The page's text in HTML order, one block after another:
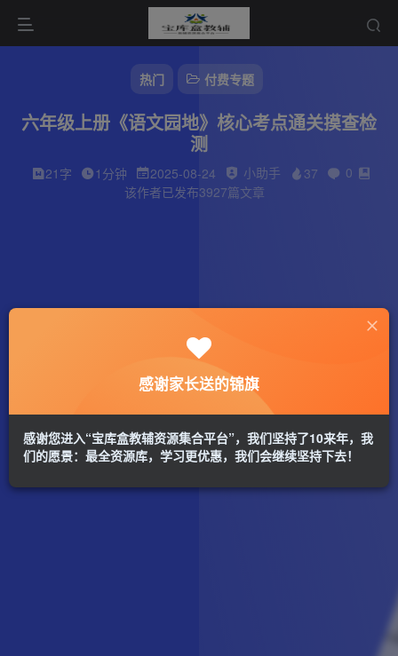
热门 付费专题
六年级上册《语文园地》核心考点通关摸查检
测
21字 1分钟 2025-08-24 小助手 37
0
该作者已发布3927篇文章
感谢家长送的锦旗
感谢您进入“宝库盒教辅资源集合平台”，我们坚持了10来年，我
们的愿景：最全资源库，学习更优惠，我们会继续坚持下去！